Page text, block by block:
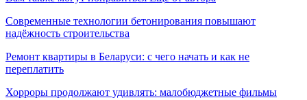
Современные технологии бетонирования повышают
надёжность строительства
Ремонт квартиры в Беларуси: с чего начать и как не
переплатить
Хорроры продолжают удивлять: малобюджетные фильмы